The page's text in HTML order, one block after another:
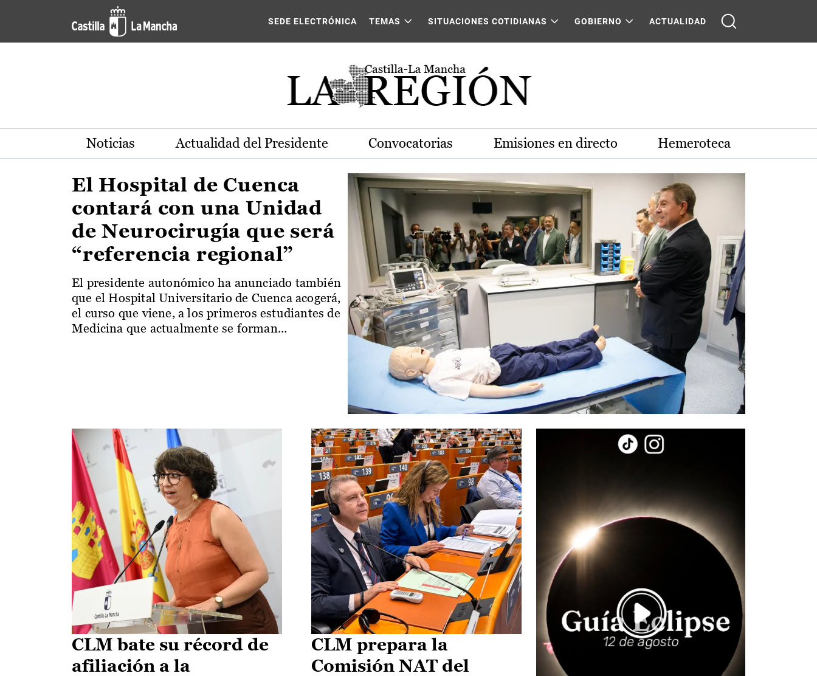
Pasar al contenido principal
Actualidad de la región de Castilla-La Mancha
SEDE ELECTRÓNICA TEMAS SITUACIONES COTIDIANAS GOBIERNO ACTUALIDAD
Noticias Actualidad del Presidente Convocatorias Emisiones en directo Hemeroteca
El Hospital de Cuenca
contará con una Unidad
de Neurocirugía que será
“referencia regional”
El presidente autonómico ha anunciado también
que el Hospital Universitario de Cuenca acogerá,
el curso que viene, a los primeros estudiantes de
Medicina que actualmente se forman...
CLM bate su récord de
afiliación a la
CLM prepara la
Comisión NAT del